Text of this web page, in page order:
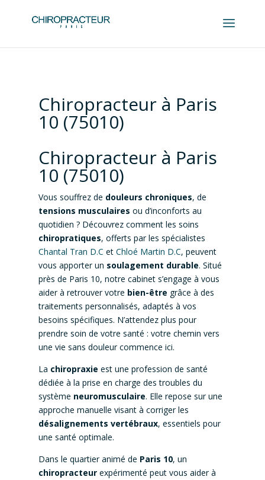
Chiropracteur à Paris
10 (75010)
Chiropracteur à Paris
10 (75010)
Vous souffrez de douleurs chroniques, de
tensions musculaires ou d’inconforts au
quotidien ? Découvrez comment les soins
chiropratiques, offerts par les spécialistes
Chantal Tran D.C et Chloé Martin D.C, peuvent
vous apporter un soulagement durable. Situé
près de Paris 10, notre cabinet s’engage à vous
aider à retrouver votre bien-être grâce à des
traitements personnalisés, adaptés à vos
besoins spécifiques. N’attendez plus pour
prendre soin de votre santé : votre chemin vers
une vie sans douleur commence ici.
La chiropraxie est une profession de santé
dédiée à la prise en charge des troubles du
système neuromusculaire. Elle repose sur une
approche manuelle visant à corriger les
désalignements vertébraux, essentiels pour
une santé optimale.
Dans le quartier animé de Paris 10, un
chiropracteurexpérimenté peut vous aider à